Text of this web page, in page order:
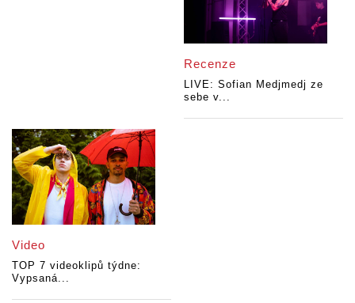
Recenze
LIVE: Sofian Medjmedj ze
sebe v...
Video
TOP 7 videoklipů týdne:
Vypsaná...